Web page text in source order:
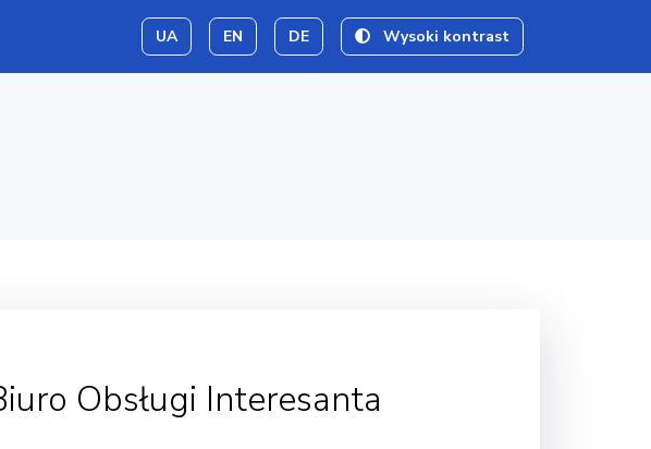
UA EN DE Wysoki kontrast
Obsługi Interesanta